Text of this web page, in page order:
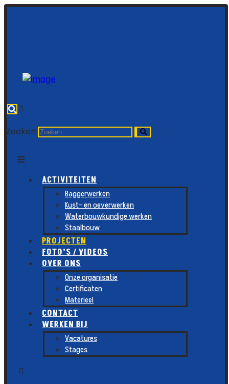
Zoeken
ACTIVITEITEN
Baggerwerken
Kust- en oeverwerken
Waterbouwkundige werken
Staalbouw
PROJECTEN
FOTO’S / VIDEOS
OVER ONS
Onze organisatie
Certificaten
Materieel
CONTACT
WERKEN BIJ
Vacatures
Stages